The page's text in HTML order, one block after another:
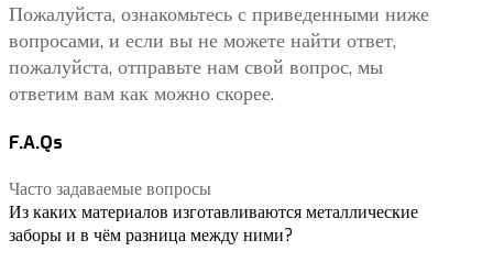
Пожалуйста, ознакомьтесь с приведенными ниже
вопросами, и если вы не можете найти ответ,
пожалуйста, отправьте нам свой вопрос, мы
ответим вам как можно скорее.
F.A.Qs
Часто задаваемые вопросы
Из каких материалов изготавливаются металлические
заборы и в чём разница между ними?